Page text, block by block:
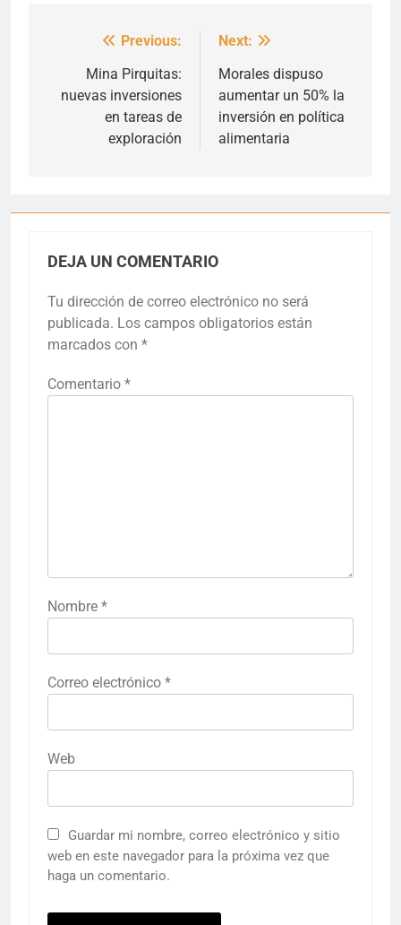
Navegación
entradas
Previous:
Mina Pirquitas:
nuevas inversiones
en tareas de
exploración
Next:
Morales dispuso
aumentar un 50% la
inversión en política
alimentaria
DEJA UN COMENTARIO
Tu dirección de correo electrónico no será
publicada. Los campos obligatorios están
marcados con *
Comentario *
Nombre *
Correo electrónico *
Web
Guardar mi nombre, correo electrónico y sitio
web en este navegador para la próxima vez que
haga un comentario.